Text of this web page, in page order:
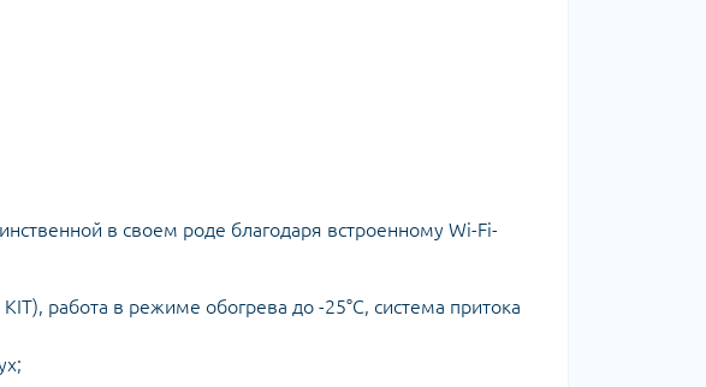
в своем роде благодаря встроенному Wi-Fi-
работа в режиме обогрева до -25°C, система притока